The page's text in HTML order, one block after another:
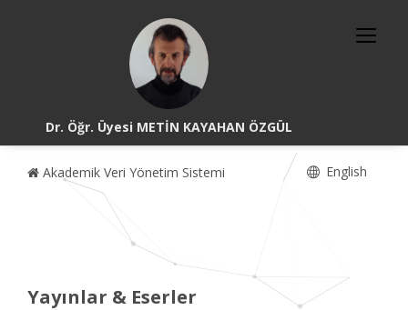
Dr. Öğr. Üyesi METİN KAYAHAN ÖZGÜL
Akademik Veri Yönetim Sistemi English
Yayınlar & Eserler